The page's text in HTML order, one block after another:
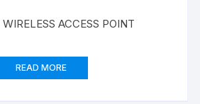
ACCESS POINT
READ MORE